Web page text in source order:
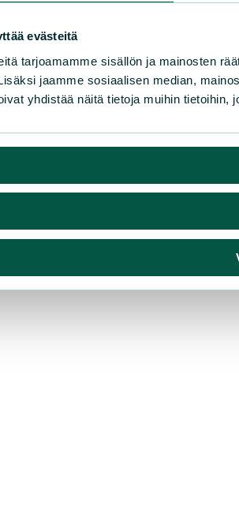
evästeitä
tarjoamamme sisällön ja mainosten
jaamme sosiaalisen median,
yhdistää näitä tietoja muihin tietoihin,